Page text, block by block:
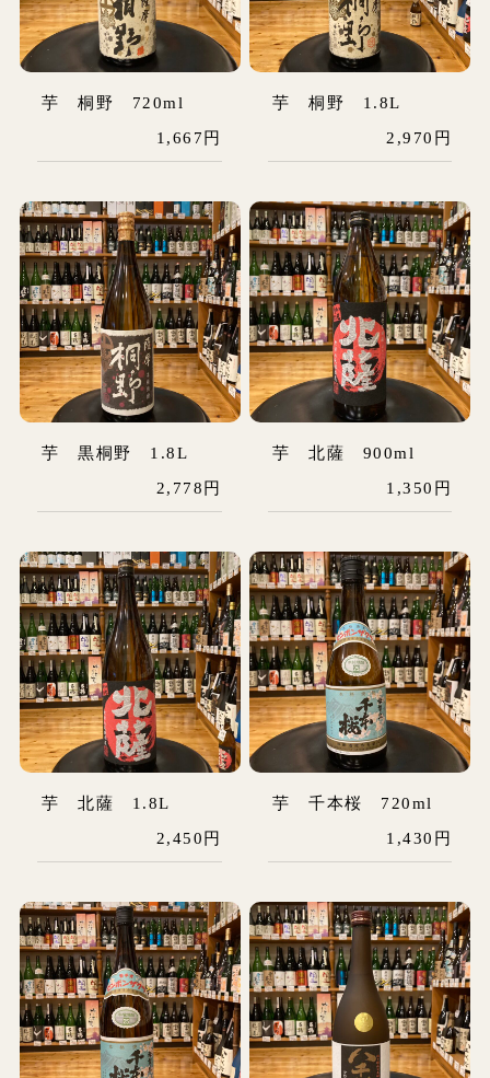
芋 桐野 720ml
1,667円
芋 桐野 1.8L
2,970円
芋 黒桐野 1.8L
2,778円
芋 北薩 900ml
1,350円
芋 北薩 1.8L
2,450円
芋 千本桜 720ml
1,430円